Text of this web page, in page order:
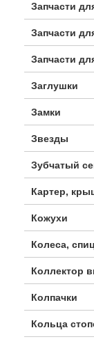
Запчасти
Запчасти
Запчасти
Заглушки
Замки
Звезды
Зубчатый
Картер,
Кожухи
Колеса,
Коллектор
Колпачки
Кольца